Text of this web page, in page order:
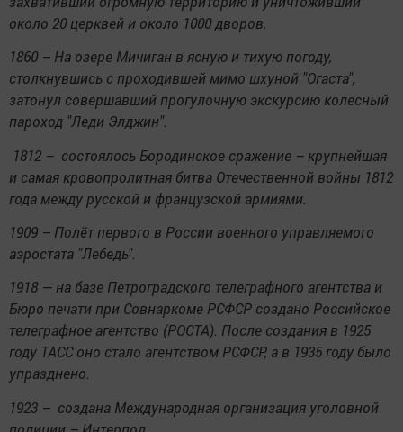
около 20 церквей и около 1000 дворов.
1860 – На озере Мичиган в ясную и тихую погоду,
столкнувшись с проходившей мимо шхуной "Огаста",
затонул совершавший прогулочную экскурсию колесный
пароход "Леди Элджин".
1812 – состоялось Бородинское сражение – крупнейшая
и самая кровопролитная битва Отечественной войны 1812
года между русской и французской армиями.
1909 – Полёт первого в России военного управляемого
аэростата "Лебедь".
1918 — на базе Петроградского телеграфного агентства и
Бюро печати при Совнаркоме РСФСР создано Российское
телеграфное агентство (РОСТА). После создания в 1925
году ТАСС оно стало агентством РСФСР, а в 1935 году было
упразднено.
1923 – создана Международная организация уголовной